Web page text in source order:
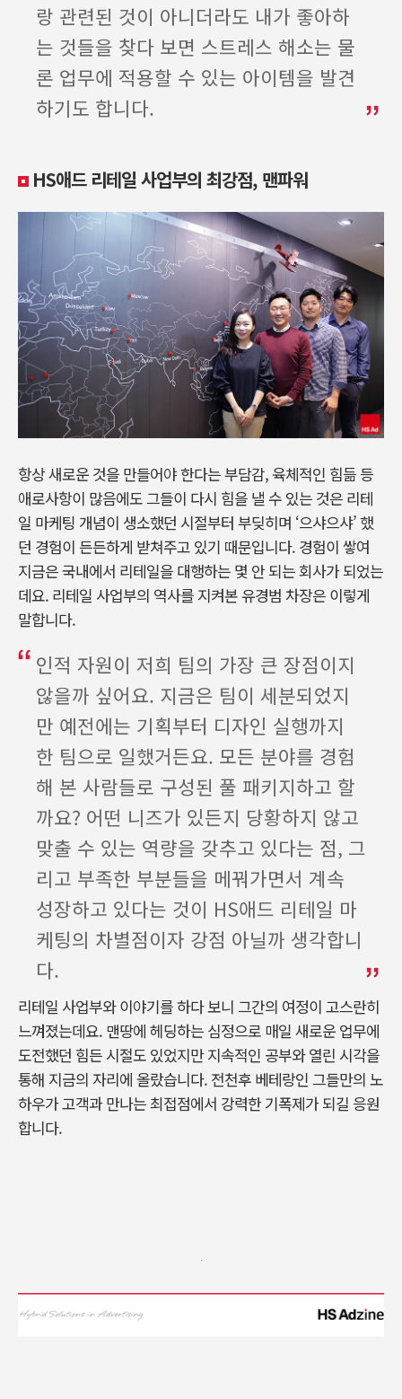
랑 관련된 것이 아니더라도 내가 좋아하
는 것들을 찾다 보면 스트레스 해소는 물
론 업무에 적용할 수 있는 아이템을 발견
하기도 합니다.
HS애드 리테일 사업부의 최강점, 맨파워
항상 새로운 것을 만들어야 한다는 부담감, 육체적인 힘듦 등
애로사항이 많음에도 그들이 다시 힘을 낼 수 있는 것은 리테
일 마케팅 개념이 생소했던 시절부터 부딪히며 ‘으샤으샤’ 했
던 경험이 든든하게 받쳐주고 있기 때문입니다. 경험이 쌓여
지금은 국내에서 리테일을 대행하는 몇 안 되는 회사가 되었는
데요. 리테일 사업부의 역사를 지켜본 유경범 차장은 이렇게
말합니다.
인적 자원이 저희 팀의 가장 큰 장점이지
않을까 싶어요. 지금은 팀이 세분되었지
만 예전에는 기획부터 디자인 실행까지
한 팀으로 일했거든요. 모든 분야를 경험
해 본 사람들로 구성된 풀 패키지하고 할
까요? 어떤 니즈가 있든지 당황하지 않고
맞출 수 있는 역량을 갖추고 있다는 점, 그
리고 부족한 부분들을 메꿔가면서 계속
성장하고 있다는 것이 HS애드 리테일 마
케팅의 차별점이자 강점 아닐까 생각합니
다.
리테일 사업부와 이야기를 하다 보니 그간의 여정이 고스란히
느껴졌는데요. 맨땅에 헤딩하는 심정으로 매일 새로운 업무에
도전했던 힘든 시절도 있었지만 지속적인 공부와 열린 시각을
통해 지금의 자리에 올랐습니다. 전천후 베테랑인 그들만의 노
하우가 고객과 만나는 최접점에서 강력한 기폭제가 되길 응원
합니다.